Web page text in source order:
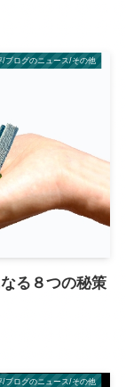
/ブログのニュース/その他
る８つの秘策
/ブログのニュース/その他